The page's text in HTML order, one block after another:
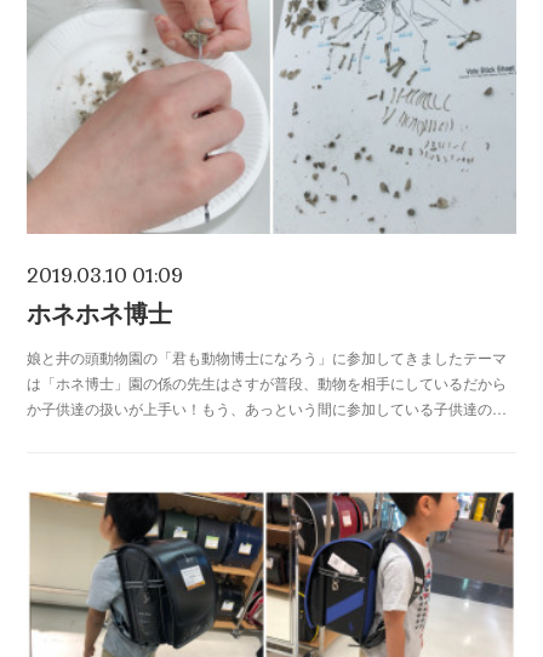
2019.03.10 01:09
ホネホネ博士
娘と井の頭動物園の「君も動物博士になろう」に参加してきましたテーマ
は「ホネ博士」園の係の先生はさすが普段、動物を相手にしているだから
か子供達の扱いが上手い！もう、あっという間に参加している子供達の…